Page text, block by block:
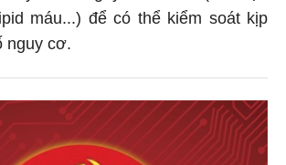
máu...) để có thể kiểm soát kịp
nguy cơ.